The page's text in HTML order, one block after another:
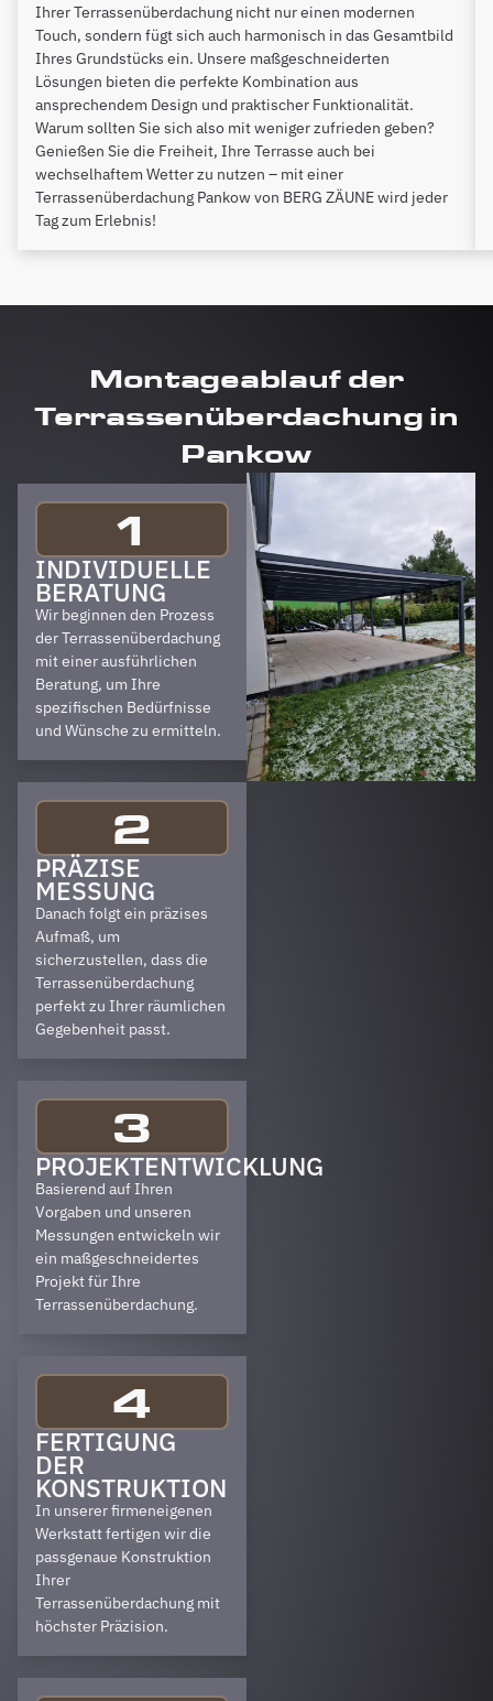
Ihrer Terrassenüberdachung nicht nur einen modernen
Touch, sondern fügt sich auch harmonisch in das Gesamtbild
Ihres Grundstücks ein. Unsere maßgeschneiderten
Lösungen bieten die perfekte Kombination aus
ansprechendem Design und praktischer Funktionalität.
Warum sollten Sie sich also mit weniger zufrieden geben?
Genießen Sie die Freiheit, Ihre Terrasse auch bei
wechselhaftem Wetter zu nutzen – mit einer
Terrassenüberdachung Pankow von BERG ZÄUNE wird jeder
Tag zum Erlebnis!
Montageablauf der
Terrassenüberdachung in
Pankow
1
INDIVIDUELLE
BERATUNG
Wir beginnen den Prozess
der Terrassenüberdachung
mit einer ausführlichen
Beratung, um Ihre
spezifischen Bedürfnisse
und Wünsche zu ermitteln.
2
PRÄZISE
MESSUNG
Danach folgt ein präzises
Aufmaß, um
sicherzustellen, dass die
Terrassenüberdachung
perfekt zu Ihrer räumlichen
Gegebenheit passt.
3
PROJEKTENTWICKLUNG
Basierend auf Ihren
Vorgaben und unseren
Messungen entwickeln wir
ein maßgeschneidertes
Projekt für Ihre
Terrassenüberdachung.
4
FERTIGUNG
DER
KONSTRUKTION
In unserer firmeneigenen
Werkstatt fertigen wir die
passgenaue Konstruktion
Ihrer
Terrassenüberdachung mit
höchster Präzision.